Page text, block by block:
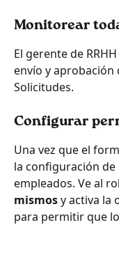
Monitorear
El gerente de
envío y
Solicitudes.
Configurar
Una vez que el
la configuración de
empleados. Ve al
mismos y activa la
para permitir que